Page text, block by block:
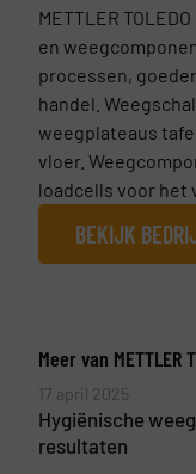
METTLER
en
processen,
handel.
weegplateaus
vloer.
loadcells voor het
BEKIJK
Meer van METTLER
17 april 2025
Hygiënische
resultaten